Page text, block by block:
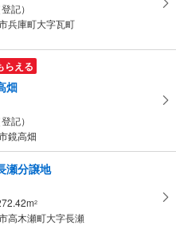
登記）
兵庫町大字瓦町
らえる
畑
登記）
鏡高畑
瀬分譲地
2
高木瀬町大字長瀬